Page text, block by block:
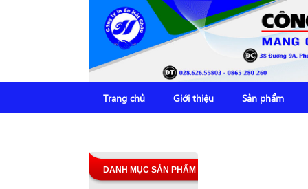
Trang chủ Giới thiệu Sản phẩm
DANH MỤC SẢN PHẨM